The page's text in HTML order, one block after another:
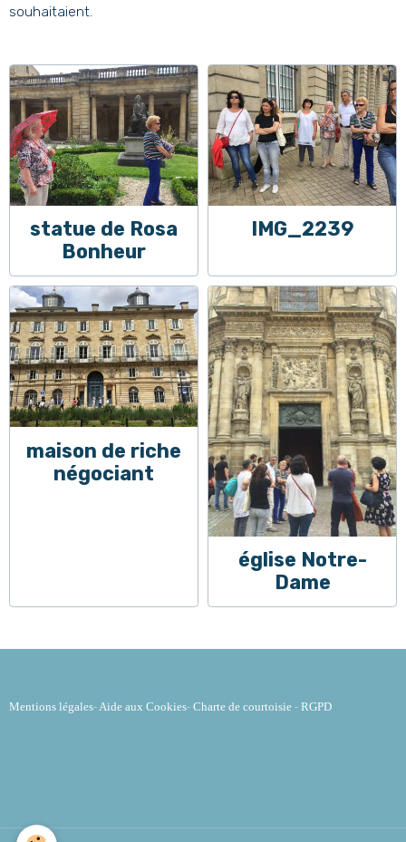
souhaitaient.
statue de Rosa
Bonheur
IMG_2239
maison de riche
négociant
église Notre-
Dame
Mentions légales- Aide aux Cookies- Charte de courtoisie - RGPD